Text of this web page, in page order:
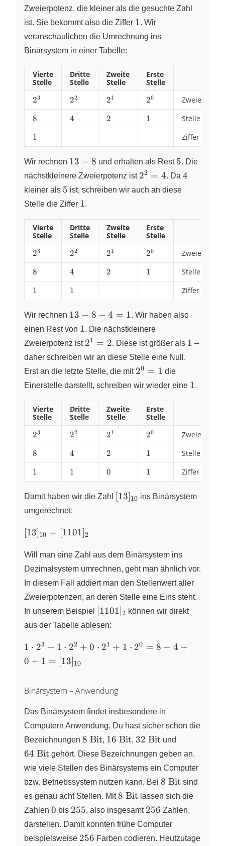
Zweierpotenz, die kleiner als die gesuchte Zahl
ist. Sie bekommt also die Ziffer 1
1. Wir
veranschaulichen die Umrechnung ins
Binärsystem in einer Tabelle:
Vierte
Stelle
Dritte
Stelle
Zweite
Stelle
Erste
Stelle
2^{3}
23 2^{2}
22 2^{1}
21 2^{0}
20
8
8 4
4 2
2 1
1 Stellenwert
1
1 Ziffer
Wir rechnen 13-
8
13 − 8 und erhalten als Rest 5
5. Die
nächstkleinere Zweierpotenz ist 2^{2}
= 4
22 = 4. Da 4
4
kleiner als 5
5 ist, schreiben wir auch an diese
Stelle die Ziffer 1
1.
Vierte
Stelle
Dritte
Stelle
Zweite
Stelle
Erste
Stelle
2^{3}
23 2^{2}
22 2^{1}
21 2^{0}
20
8
8 4
4 2
2 1
1 Stellenwert
1
1 1
1 Ziffer
Wir rechnen 13-
8-4
1
13 − 8 − 4 = 1. Wir haben also
einen Rest von 1
1. Die nächstkleinere
Zweierpotenz ist 2^{1}
= 2
21 = 2. Diese ist größer als 1
1 –
daher schreiben wir an diese Stelle eine Null.
Erst an die letzte Stelle, die mit 2^{0}=1
20 = 1 die
Einerstelle darstellt, schreiben wir wieder eine 1
1.
Vierte
Stelle
Dritte
Stelle
Zweite
Stelle
Erste
Stelle
2^{3}
23 2^{2}
22 2^{1}
21 2^{0}
20
8
8 4
4 2
2 1
1 Stellenwert
1
1 1
1 0
0 1
1 Ziffer
Damit haben wir die Zahl [13]_{10}
[13]10 ins Binärsystem
umgerechnet:
[13]_{10}
[1101]_{2}
[13]10 = [1101]2
Will man eine Zahl aus dem Binärsystem ins
Dezimalsystem umrechnen, geht man ähnlich vor.
In diesem Fall addiert man den Stellenwert aller
Zweierpotenzen, an deren Stelle eine Eins steht.
In unserem Beispiel [1101]_{2}
[1101]2 können wir direkt
aus der Tabelle ablesen:
1 \cdot
2^{3} +
0\cdot
1 \cdot
2^{0} =
8 + 4 + 0
+ 1 =
[13]_{10}
1 ⋅ 23 + 1 ⋅ 22 + 0 ⋅ 21 + 1 ⋅ 20 = 8 + 4 +
0 + 1 = [13]10
Binärsystem – Anwendung
Das Binärsystem findet insbesondere in
Computern Anwendung. Du hast sicher schon die
Bezeichnungen 8~\text{Bit}
8 Bit, 16~\text{Bit}
16 Bit, 32~\text{Bit}
32 Bit und
64 Bit gehört. Diese Bezeichnungen geben an,
wie viele Stellen des Binärsystems ein Computer
bzw. Betriebssystem nutzen kann. Bei 8~\text{Bit}
8 Bit sind
es genau acht Stellen. Mit8~\text{Bit}
8 Bit lassen sich die
Zahlen 0
0 bis 255
255, also insgesamt 256
256 Zahlen,
darstellen. Damit konnten frühe Computer
beispielsweise 256
256 Farben codieren. Heutzutage